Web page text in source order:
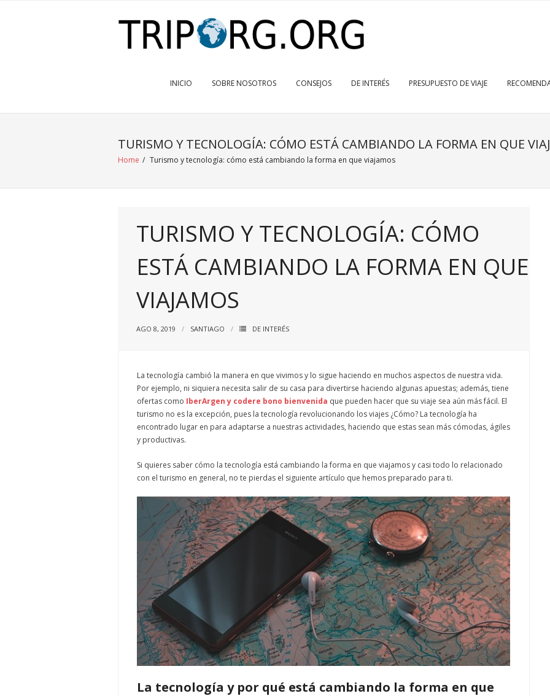
INICIO SOBRE NOSOTROS CONSEJOS DE INTERÉS PRESUPUESTO DE VIAJE
TURISMO Y TECNOLOGÍA: CÓMO ESTÁ CAMBIANDO LA FORMA EN QUE
Home / Turismo y tecnología: cómo está cambiando la forma en que viajamos
TURISMO Y TECNOLOGÍA: CÓMO
ESTÁ CAMBIANDO LA FORMA EN QUE
VIAJAMOS
AGO 8, 2019 SANTIAGO DE INTERÉS
La tecnología cambió la manera en que vivimos y lo sigue haciendo en muchos aspectos de nuestra vida.
Por ejemplo, ni siquiera necesita salir de su casa para divertirse haciendo algunas apuestas; además, tiene
ofertas como IberArgen y codere bono bienvenida que pueden hacer que su viaje sea aún más fácil. El
turismo no es la excepción, pues la tecnología revolucionando los viajes ¿Cómo? La tecnología ha
encontrado lugar en para adaptarse a nuestras actividades, haciendo que estas sean más cómodas, ágiles
y productivas.
Si quieres saber cómo la tecnología está cambiando la forma en que viajamos y casi todo lo relacionado
con el turismo en general, no te pierdas el siguiente artículo que hemos preparado para ti.
La tecnología y por qué está cambiando la forma en que